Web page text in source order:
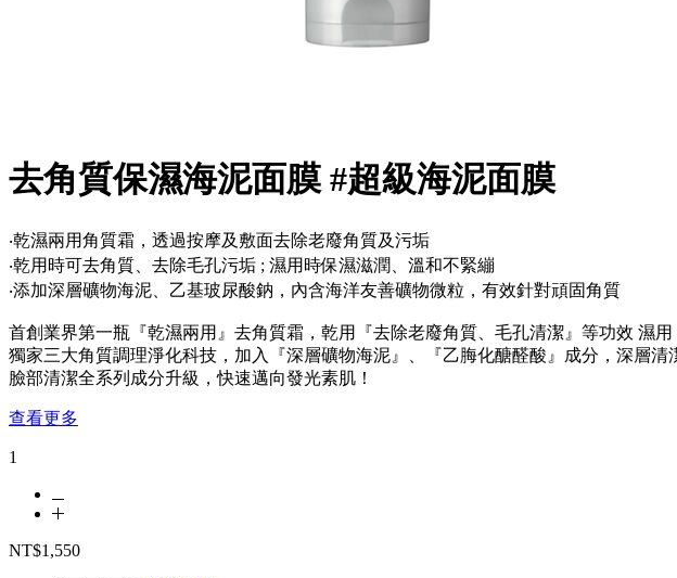
去角質保濕海泥面膜 #超級海泥面膜
‧乾濕兩用角質霜，透過按摩及敷面去除老廢角質及污垢
‧乾用時可去角質、去除毛孔污垢 ; 濕用時保濕滋潤、溫和不緊繃
‧添加深層礦物海泥、乙基玻尿酸鈉，內含海洋友善礦物微粒，有效針對頑固角質
首創業界第一瓶『乾濕兩用』去角質霜，乾用『去除老廢角質、毛孔清潔』等功效 濕
獨家三大角質調理淨化科技，加入『深層礦物海泥』、『乙脢化醣醛酸』成分，深層
臉部清潔全系列成分升級，快速邁向發光素肌！
查看更多
1
NT$1,550